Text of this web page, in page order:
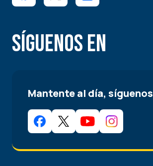
Síguenos en
Mantente al día, síguenos